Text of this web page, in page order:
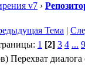
v7 ›
Тема |
1 [2] 3 4 ... 9
Перехват